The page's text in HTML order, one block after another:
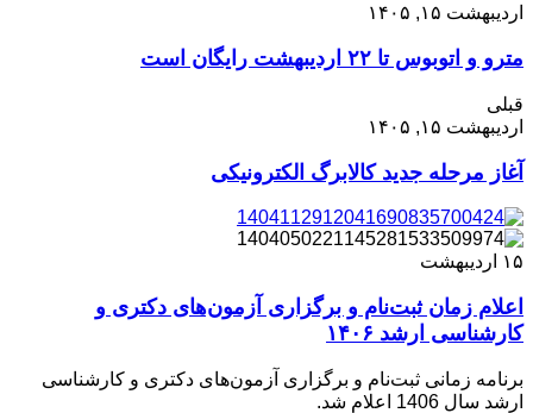
اردیبهشت ۱۵, ۱۴۰۵
‌مترو و اتوبوس تا ۲۲ اردیبهشت رایگان است
قبلی
اردیبهشت ۱۵, ۱۴۰۵
آغاز مرحله جدید کالابرگ الکترونیکی
۱۵ اردیبهشت
اعلام زمان ثبت‌نام و برگزاری آزمون‌های دکتری و
کارشناسی ارشد ۱۴۰۶
برنامه زمانی ثبت‌نام و برگزاری آزمون‌های دکتری و کارشناسی
ارشد سال 1406 اعلام شد.